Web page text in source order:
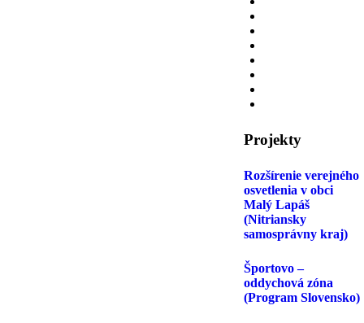
Projekty
Rozšírenie verejného
osvetlenia v obci
Malý Lapáš
(Nitriansky
samosprávny kraj)
Športovo –
oddychová zóna
(Program Slovensko)